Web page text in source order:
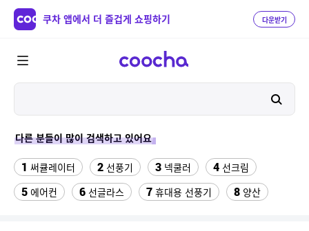
쿠차 앱에서 더 즐겁게 쇼핑하기 다운받기
다른 분들이 많이 검색하고 있어요
1 써큘레이터 2 선풍기 3 넥쿨러 4 선크림
5 에어컨 6 선글라스 7 휴대용 선풍기 8 양산